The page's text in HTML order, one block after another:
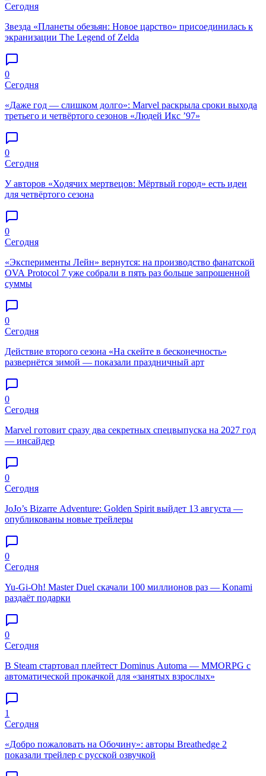
Сегодня
Звезда «Планеты обезьян: Новое царство» присоединилась к
экранизации The Legend of Zelda
0
Сегодня
«Даже год — слишком долго»: Marvel раскрыла сроки выхода
третьего и четвёртого сезонов «Людей Икс ’97»
0
Сегодня
У авторов «Ходячих мертвецов: Мёртвый город» есть идеи
для четвёртого сезона
0
Сегодня
«Эксперименты Лейн» вернутся: на производство фанатской
OVA Protocol 7 уже собрали в пять раз больше запрошенной
суммы
0
Сегодня
Действие второго сезона «На скейте в бесконечность»
развернётся зимой — показали праздничный арт
0
Сегодня
Marvel готовит сразу два секретных спецвыпуска на 2027 год
— инсайдер
0
Сегодня
JoJo’s Bizarre Adventure: Golden Spirit выйдет 13 августа —
опубликованы новые трейлеры
0
Сегодня
Yu-Gi-Oh! Master Duel скачали 100 миллионов раз — Konami
раздаёт подарки
0
Сегодня
В Steam стартовал плейтест Dominus Automa — MMORPG с
автоматической прокачкой для «занятых взрослых»
1
Сегодня
«Добро пожаловать на Обочину»: авторы Breathedge 2
показали трейлер с русской озвучкой